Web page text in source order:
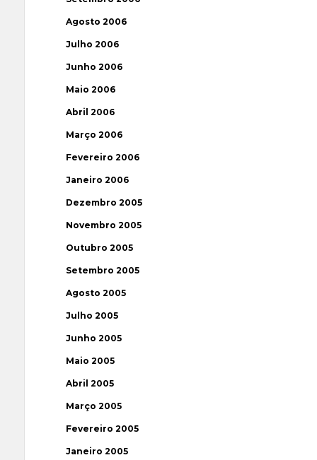
Agosto 2006
Julho 2006
Junho 2006
Maio 2006
Abril 2006
Março 2006
Fevereiro 2006
Janeiro 2006
Dezembro 2005
Novembro 2005
Outubro 2005
Setembro 2005
Agosto 2005
Julho 2005
Junho 2005
Maio 2005
Abril 2005
Março 2005
Fevereiro 2005
Janeiro 2005